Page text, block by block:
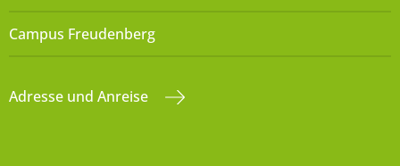
Campus Freudenberg
Adresse und Anreise